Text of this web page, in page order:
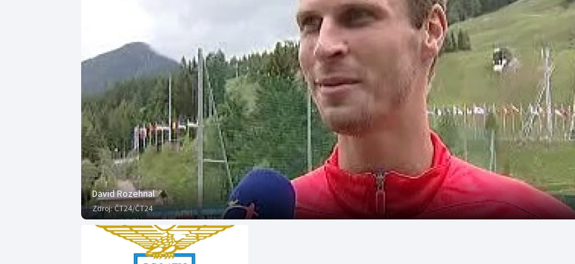
Florbal
Futsal
Golf
Gymnastika
Moderní pětiboj
Motorsport
Olympijské hry
Parasport
Plavání
Plážový volejbal
Triatlon
Vodní slalom
Volejbal
Ostatní
David Rozehnal
Zdroj:ČT24/ČT24